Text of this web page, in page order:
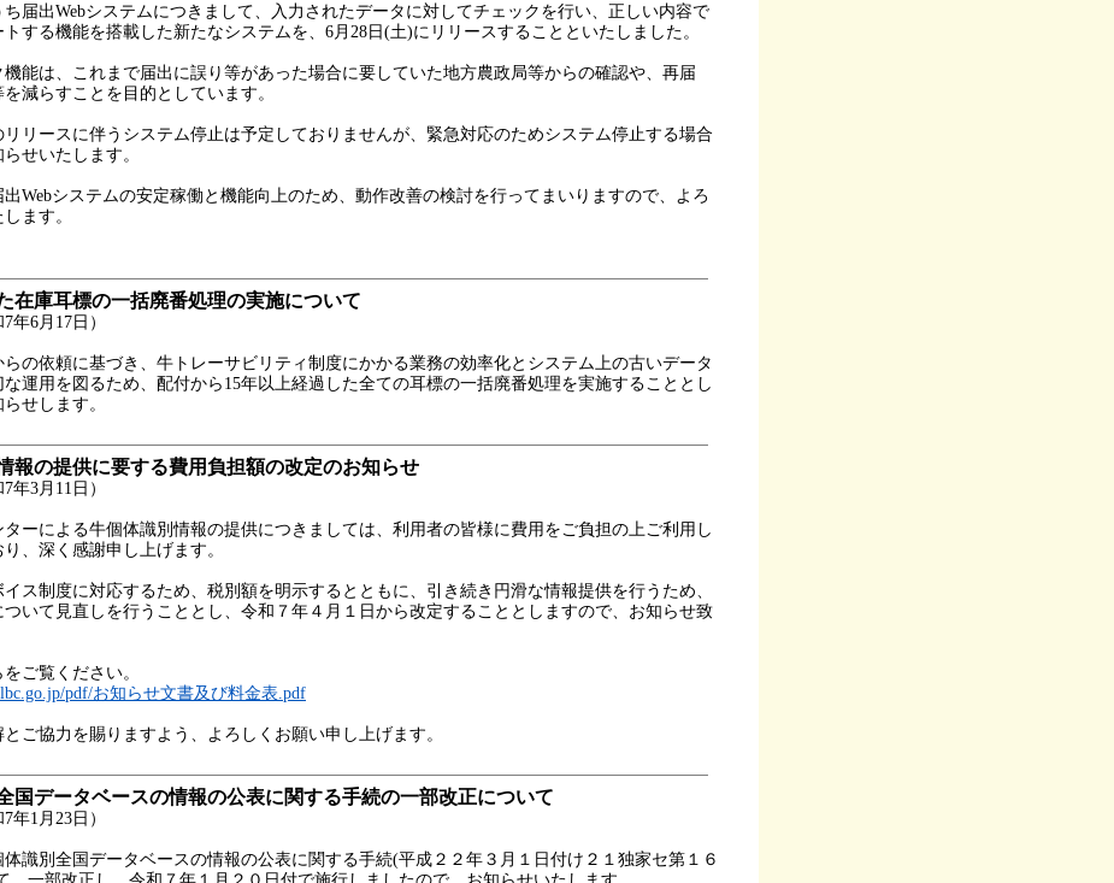
届出Webシステムにつきまして、入力されたデータに対してチェックを行い、正しい内容で
する機能を搭載した新たなシステムを、6月28日(土)にリリースすることといたしました。
能は、これまで届出に誤り等があった場合に要していた地方農政局等からの確認や、再届
減らすことを目的としています。
リースに伴うシステム停止は予定しておりませんが、緊急対応のためシステム停止する場合
せいたします。
Webシステムの安定稼働と機能向上のため、動作改善の検討を行ってまいりますので、よろ
ます。
在庫耳標の一括廃番処理の実施について
年6月17日）
の依頼に基づき、牛トレーサビリティ制度にかかる業務の効率化とシステム上の古いデータ
運用を図るため、配付から15年以上経過した全ての耳標の一括廃番処理を実施することとし
せします。
報の提供に要する費用負担額の改定のお知らせ
年3月11日）
ーによる牛個体識別情報の提供につきましては、利用者の皆様に費用をご負担の上ご利用し
、深く感謝申し上げます。
ス制度に対応するため、税別額を明示するとともに、引き続き円滑な情報提供を行うため、
いて見直しを行うこととし、令和７年４月１日から改定することとしますので、お知らせ致
ご覧ください。
pdf/お知らせ文書及び料金表.pdf
ご協力を賜りますよう、よろしくお願い申し上げます。
国データベースの情報の公表に関する手続の一部改正について
年1月23日）
識別全国データベースの情報の公表に関する手続(平成２２年３月１日付け２１独家セ第１６